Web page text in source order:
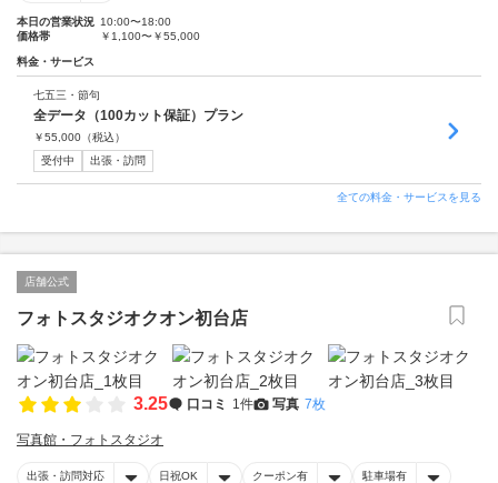
本日の営業状況 10:00〜18:00
価格帯
￥1,100〜￥55,000
料金・サービス
七五三・節句
全データ（100カット保証）プラン
￥55,000 （税込）
受付中
出張・訪問
全ての料金・サービスを見る
店舗公式
フォトスタジオクオン初台店
3.25 口コミ 1件 写真 7枚
写真館・フォトスタジオ
出張・訪問対応 日祝OK クーポン有 駐車場有